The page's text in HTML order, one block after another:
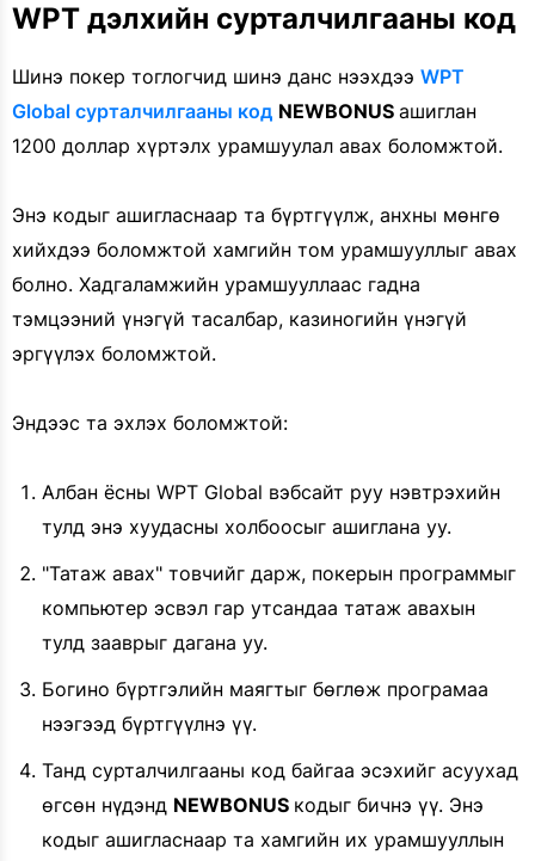
WPT дэлхийн сурталчилгааны код
Шинэ покер тоглогчид шинэ данс нээхдээ WPT
Global сурталчилгааны код NEWBONUS ашиглан
1200 доллар хүртэлх урамшуулал авах боломжтой.
Энэ кодыг ашигласнаар та бүртгүүлж, анхны мөнгө
хийхдээ боломжтой хамгийн том урамшууллыг авах
болно. Хадгаламжийн урамшууллаас гадна
тэмцээний үнэгүй тасалбар, казиногийн үнэгүй
эргүүлэх боломжтой.
Эндээс та эхлэх боломжтой:
Албан ёсны WPT Global вэбсайт руу нэвтрэхийн
тулд энэ хуудасны холбоосыг ашиглана уу.
"Татаж авах" товчийг дарж, покерын программыг
компьютер эсвэл гар утсандаа татаж авахын
тулд зааврыг дагана уу.
Богино бүртгэлийн маягтыг бөглөж програмаа
нээгээд бүртгүүлнэ үү.
Танд сурталчилгааны код байгаа эсэхийг асуухад
өгсөн нүдэнд NEWBONUS кодыг бичнэ үү. Энэ
кодыг ашигласнаар та хамгийн их урамшууллын